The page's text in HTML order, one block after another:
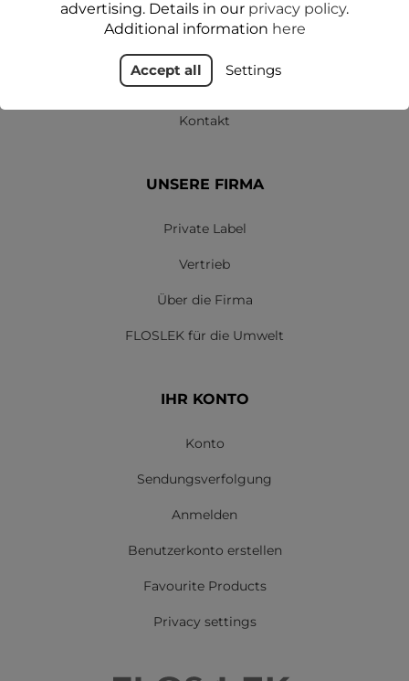
Lieferung & Bezahlung
Shop-Regeln
Kontakt
UNSERE FIRMA
Private Label
Vertrieb
Über die Firma
FLOSLEK für die Umwelt
IHR KONTO
Konto
Sendungsverfolgung
Anmelden
Benutzerkonto erstellen
Favourite Products
Privacy settings
advertising. Details in our privacy policy.
Additional information here
Accept all Settings